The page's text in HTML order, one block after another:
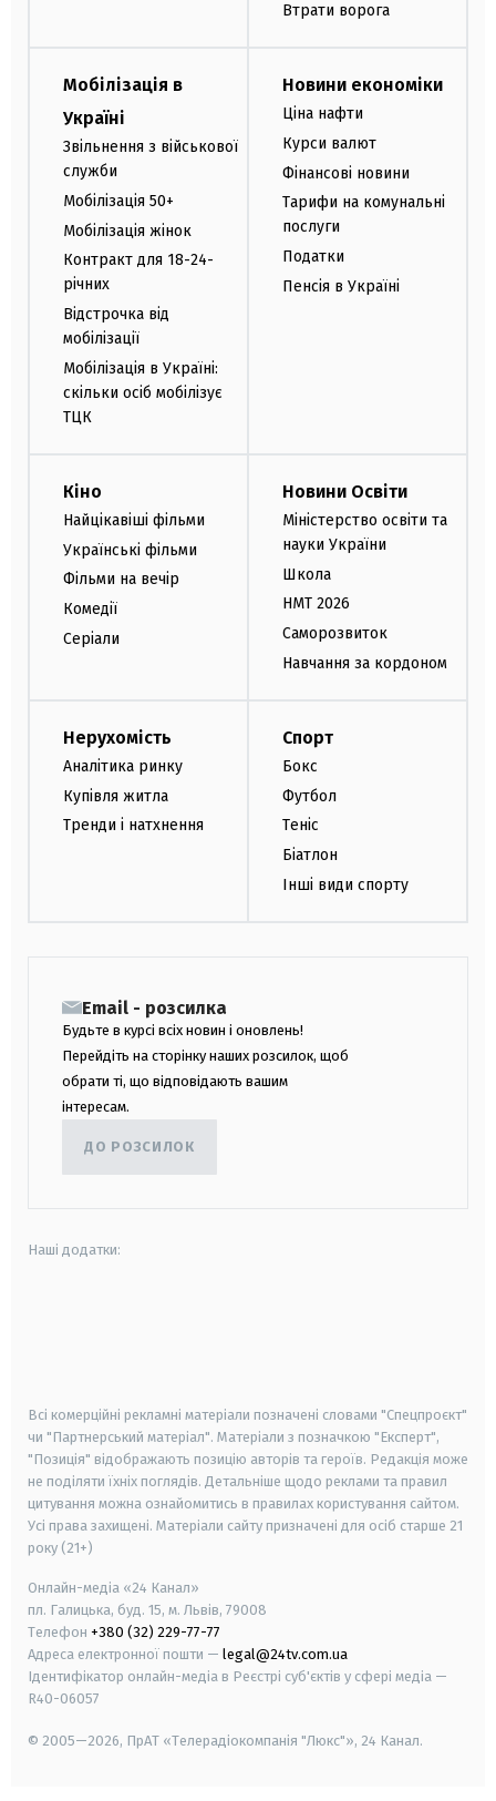
Втрати ворога
Мобілізація в
Україні
Звільнення з військової
служби
Мобілізація 50+
Мобілізація жінок
Контракт для 18-24-
річних
Відстрочка від
мобілізації
Мобілізація в Україні:
скільки осіб мобілізує
ТЦК
Новини економіки
Ціна нафти
Курси валют
Фінансові новини
Тарифи на комунальні
послуги
Податки
Пенсія в Україні
Кіно
Найцікавіші фільми
Українські фільми
Фільми на вечір
Комедії
Серіали
Новини Освіти
Міністерство освіти та
науки України
Школа
НМТ 2026
Саморозвиток
Навчання за кордоном
Нерухомість
Аналітика ринку
Купівля житла
Тренди і натхнення
Спорт
Бокс
Футбол
Теніс
Біатлон
Інші види спорту
Email - розсилка
Будьте в курсі всіх новин і оновлень!
Перейдіть на сторінку наших розсилок, щоб
обрати ті, що відповідають вашим
інтересам.
ДО РОЗСИЛОК
Наші додатки:
Всі комерційні рекламні матеріали позначені словами "Спецпроєкт"
чи "Партнерський матеріал". Матеріали з позначкою "Експерт",
"Позиція" відображають позицію авторів та героїв. Редакція може
не поділяти їхніх поглядів. Детальніше щодо реклами та правил
цитування можна ознайомитись в правилах користування сайтом.
Усі права захищені. Матеріали сайту призначені для осіб старше 21
року (21+)
Онлайн-медіа «24 Канал»
пл. Галицька, буд. 15, м. Львів, 79008
Телефон +380 (32) 229-77-77
Адреса електронної пошти — legal@24tv.com.ua
Ідентифікатор онлайн-медіа в Реєстрі суб'єктів у сфері медіа —
R40-06057
© 2005—2026, ПрАТ «Телерадіокомпанія "Люкс"», 24 Канал.